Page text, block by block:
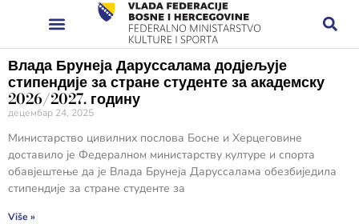
Влада Брунеја Даруссалама додјељује
стипендије за стране студенте за академску
2026/2027. годину
децембар 24, 2025
Министарство цивилних послова Босне и Херцеговине
доставило је Федералном министарству културе и спорта
обавјештење да је Влада Брунеја Даруссалама обезбиједила
стипендије за стране студенте за
Više »